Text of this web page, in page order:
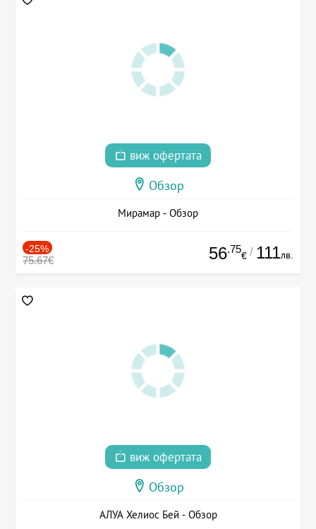
виж офертата
Обзор
Мирамар - Обзор
-25%
75.67€ 56.75
€ / 111лв.
виж офертата
Обзор
АЛУА Хелиос Бей - Обзор